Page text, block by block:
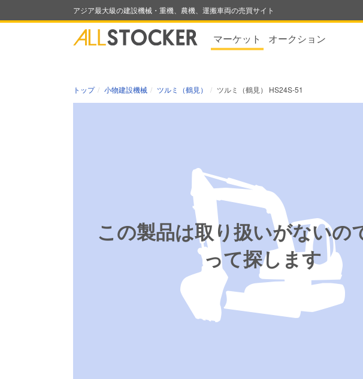
アジア最大級の建設機械・重機、農機、運搬車両の売買サイト
マーケット オークション
トップ 小物建設機械 ツルミ（鶴見） ツルミ（鶴見） HS24S-51
この製品は取り扱いがないの
って探します